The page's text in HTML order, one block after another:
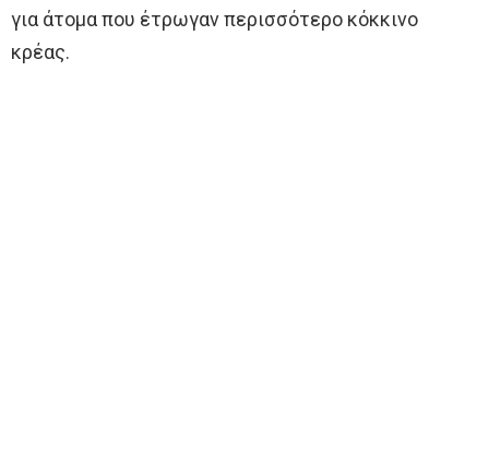
για άτομα που έτρωγαν περισσότερο κόκκινο
κρέας.